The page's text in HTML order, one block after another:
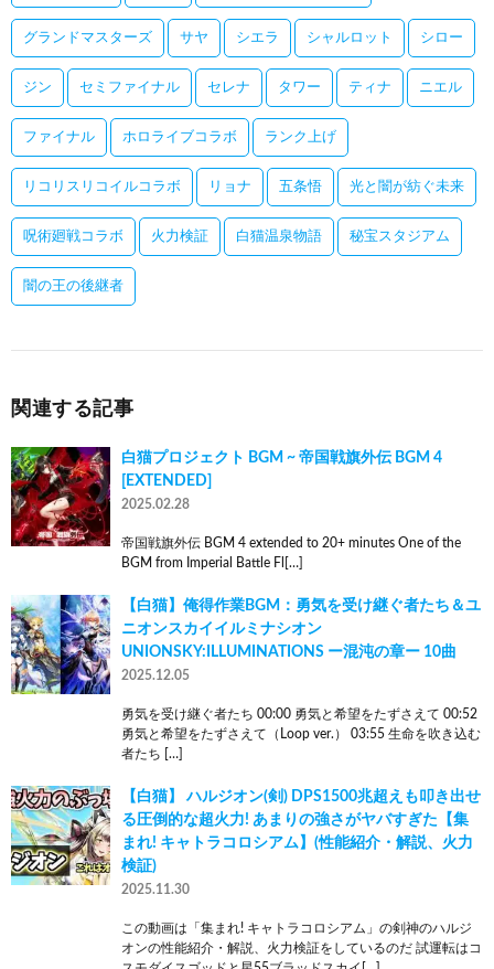
グランドマスターズ サヤ シエラ シャルロット シロー
ジン セミファイナル セレナ タワー ティナ ニエル
ファイナル ホロライブコラボ ランク上げ
リコリスリコイルコラボ リョナ 五条悟 光と闇が紡ぐ未来
呪術廻戦コラボ 火力検証 白猫温泉物語 秘宝スタジアム
闇の王の後継者
関連する記事
白猫プロジェクト BGM ~ 帝国戦旗外伝 BGM 4
[EXTENDED]
2025.02.28
帝国戦旗外伝 BGM 4 extended to 20+ minutes One of the
BGM from Imperial Battle Fl[…]
【白猫】俺得作業BGM：勇気を受け継ぐ者たち＆ユ
ニオンスカイイルミナシオン
UNIONSKY:ILLUMINATIONS ー混沌の章ー 10曲
2025.12.05
勇気を受け継ぐ者たち 00:00 勇気と希望をたずさえて 00:52
勇気と希望をたずさえて（Loop ver.） 03:55 生命を吹き込む
者たち […]
【白猫】 ハルジオン(剣) DPS1500兆超えも叩き出せ
る圧倒的な超火力! あまりの強さがヤバすぎた【集
まれ! キャトラコロシアム】(性能紹介・解説、火力
検証)
2025.11.30
この動画は「集まれ! キャトラコロシアム」の剣神のハルジ
オンの性能紹介・解説、火力検証をしているのだ 試運転はコ